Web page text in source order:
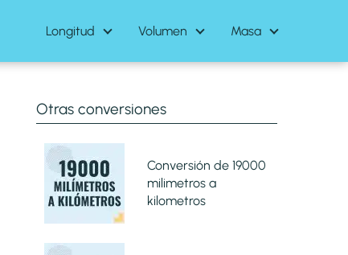
Longitud Volumen Masa
Otras conversiones
Conversión de 19000
milimetros a
kilometros